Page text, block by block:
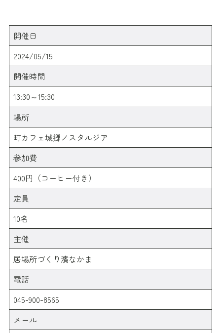
開催日
2024/05/15
開催時間
13:30～15:30
場所
町カフェ城郷ノスタルジア
参加費
400円（コーヒー付き）
定員
10名
主催
居場所づくり濱なかま
電話
045-900-8565
メール